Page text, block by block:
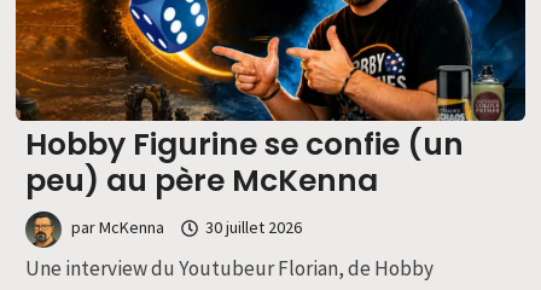
Hobby Figurine se confie (un
peu) au père McKenna
parMcKenna 30 juillet 2026
Une interview du Youtubeur Florian, de Hobby